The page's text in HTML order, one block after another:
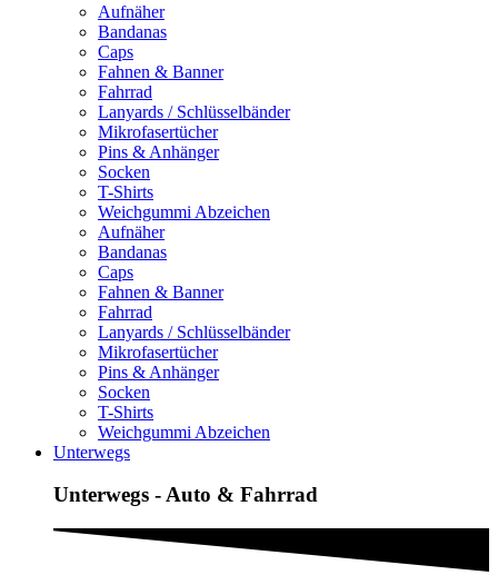
Aufnäher
Bandanas
Caps
Fahnen & Banner
Fahrrad
Lanyards / Schlüsselbänder
Mikrofasertücher
Pins & Anhänger
Socken
T-Shirts
Weichgummi Abzeichen
Aufnäher
Bandanas
Caps
Fahnen & Banner
Fahrrad
Lanyards / Schlüsselbänder
Mikrofasertücher
Pins & Anhänger
Socken
T-Shirts
Weichgummi Abzeichen
Unterwegs
Unterwegs - Auto & Fahrrad